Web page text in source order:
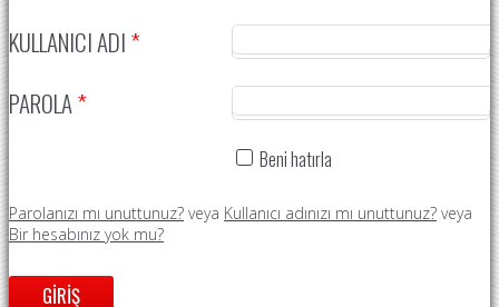
KULLANICI ADI*
PAROLA*
Beni hatırla
Parolanızı mı unuttunuz? veya Kullanıcı adınızı mı unuttunuz? veya
Bir hesabınız yok mu?
GIRIŞ